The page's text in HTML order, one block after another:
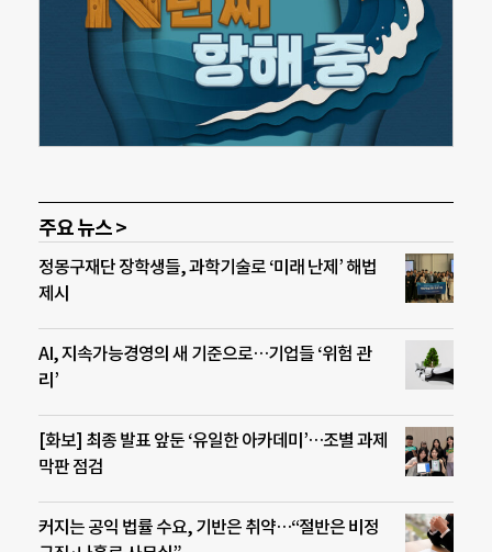
주요 뉴스 >
정몽구재단 장학생들, 과학기술로 ‘미래 난제’ 해법
제시
AI, 지속가능경영의 새 기준으로…기업들 ‘위험 관
리’
[화보] 최종 발표 앞둔 ‘유일한 아카데미’…조별 과제
막판 점검
커지는 공익 법률 수요, 기반은 취약…“절반은 비정